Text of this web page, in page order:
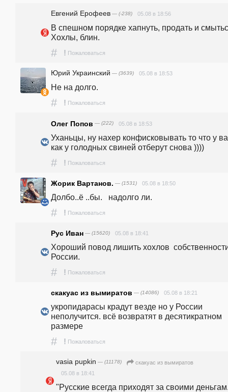
Евгений Ерофеев — (-238) 05.08 в 18:56
В спешном порядке хапнуть, продать и
Хохлы, блин.
# ! Пожаловаться
Юрий Украинский — (3639) 05.08 в 18:53
Не на долго.
# ! Пожаловаться
Олег Попов — (222) 05.08 в 18:53
Уханьцы, ну нахер конфисковывать то что у
как у голодных свиней отберут снова ))))
# ! Пожаловаться
Жорик Вартанов. — (1531) 05.08 в 18:50
Долбо..ё ..бы.   надолго ли.
# ! Пожаловаться
Рус Иван — (15620) 05.08 в 18:41
Хороший повод лишить хохлов
России.
# ! Пожаловаться
скакуас из вымиратов — (14086) 05.08 в 18:21
укропидарасы крадут везде но у России
неполучится. всё возвратят в десятикратном
размере
# ! Пожаловаться
vasia pupkin — (11178)
скакуас из вымиратов
05.08 в 18:41
"Русские всегда приходят за своими